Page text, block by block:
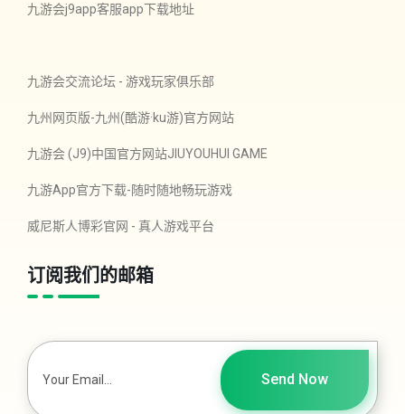
九游会j9app客服app下载地址
九游会交流论坛 - 游戏玩家俱乐部
九州网页版-九州(酷游·ku游)官方网站
九游会 (J9)中国官方网站JIUYOUHUI GAME
九游App官方下载-随时随地畅玩游戏
威尼斯人博彩官网 - 真人游戏平台
订阅我们的邮箱
Send Now